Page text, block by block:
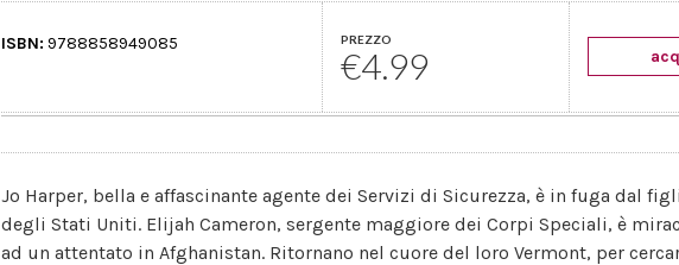
ISBN: 9788858949085 PREZZO
€4.99
Jo Harper, bella e affascinante agente dei Servizi di Sicurezza, è in fuga dal
degli Stati Uniti. Elijah Cameron, sergente maggiore dei Corpi Speciali, è
ad un attentato in Afghanistan. Ritornano nel cuore del loro Vermont, per